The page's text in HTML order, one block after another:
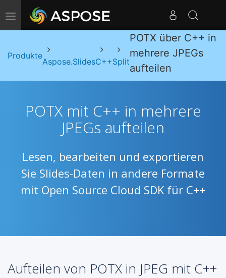
Navigation umschalten
Produkte
Aspose.SlidesC++Split
POTX über C++ in
mehrere JPEGs
aufteilen
POTX mit C++ in mehrere
JPEGs aufteilen
Lesen, bearbeiten und exportieren
Sie Slides-Daten in andere Formate
mit Open Source Cloud SDK für C++
Aufteilen von POTX in JPEG mit C++